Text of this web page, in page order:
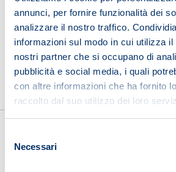
annunci, per fornire funzionalità dei
analizzare il nostro traffico.
informazioni sul modo in cui utilizza
nostri partner che si occupano di
pubblicità e social media, i quali
con altre informazioni che ha fornito
raccolto dal suo utilizzo dei loro
delNecessari